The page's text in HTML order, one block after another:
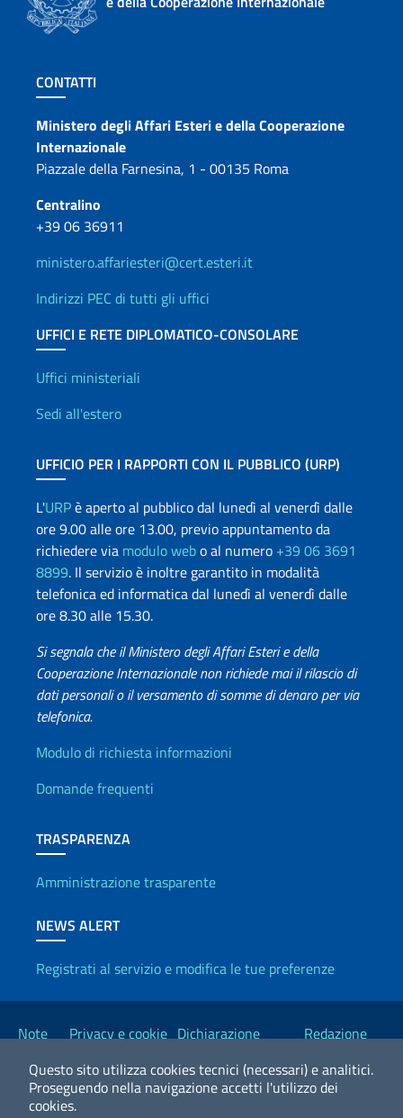
Questo sito utilizza cookies tecnici (necessari) e analitici.
Proseguendo nella navigazione accetti l'utilizzo dei
cookies.
Sezione footer
CONTATTI
Contatti
Ministero degli Affari Esteri e della Cooperazione
Internazionale
Piazzale della Farnesina, 1 - 00135 Roma
Centralino
+39 06 36911
ministero.affariesteri@cert.esteri.it
Indirizzi PEC di tutti gli uffici
UFFICI E RETE DIPLOMATICO-CONSOLARE
Uffici e Rete diplomatica
Uffici ministeriali
Sedi all'estero
UFFICIO PER I RAPPORTI CON IL PUBBLICO (URP)
L'URPè aperto al pubblico dal lunedì al venerdì dalle
ore 9.00 alle ore 13.00, previo appuntamento da
richiedere via modulo webo al numero +39 06 3691
8899. Il servizio è inoltre garantito in modalità
telefonica ed informatica dal lunedì al venerdì dalle
ore 8.30 alle 15.30.
Si segnala che il Ministero degli Affari Esteri e della
Cooperazione Internazionale non richiede mai il rilascio di
dati personali o il versamento di somme di denaro per via
telefonica.
Info utili
Modulo di richiesta informazioni
Domande frequenti
TRASPARENZA
Amministrazione trasparente
NEWS ALERT
Registrati al servizio e modifica le tue preferenze
Link Utili
Note
Privacy e cookie Dichiarazione
Redazione